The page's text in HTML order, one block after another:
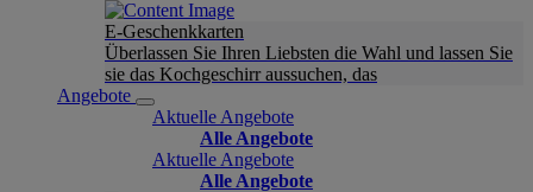
E-Geschenkkarten
Überlassen Sie Ihren Liebsten die Wahl und lassen Sie
sie das Kochgeschirr aussuchen, das
Angebote
Aktuelle Angebote
Alle Angebote
Aktuelle Angebote
Alle Angebote